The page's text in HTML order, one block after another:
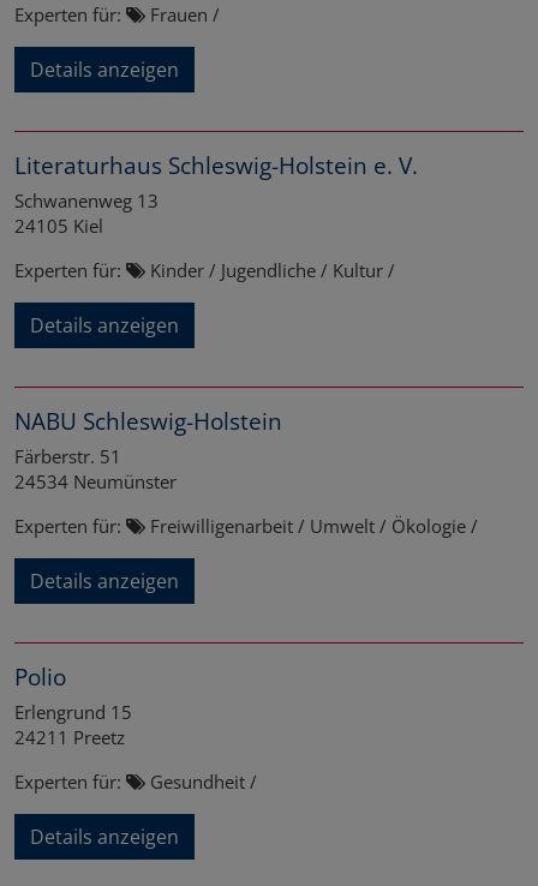
Experten für:
Frauen /
Details anzeigen
Literaturhaus Schleswig-Holstein e. V.
Schwanenweg 13
24105 Kiel
Experten für:
Kinder / Jugendliche / Kultur /
Details anzeigen
NABU Schleswig-Holstein
Färberstr. 51
24534 Neumünster
Experten für:
Freiwilligenarbeit / Umwelt / Ökologie /
Details anzeigen
Polio
Erlengrund 15
24211 Preetz
Experten für:
Gesundheit /
Details anzeigen